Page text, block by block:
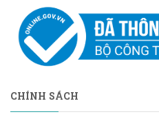
CHÍNH SÁCH